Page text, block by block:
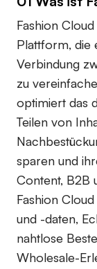
Fashion
Plattform, die
Verbindung
zu
optimiert das
Teilen von
sparen und
Content, B2B
Fashion
und -daten,
nahtlose
Wholesale-